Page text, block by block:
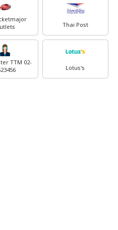
Thai Post
TTM 02-
Lotus's